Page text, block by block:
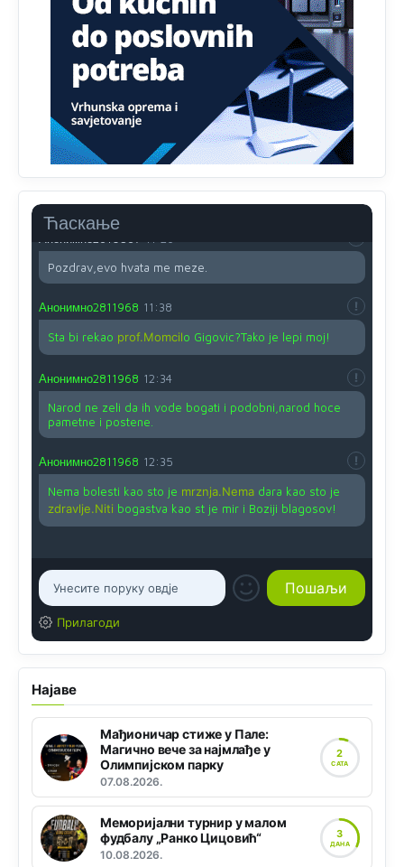
Ћаскање
Proguglajte
Анонимно2810587
11:21
O kako su cudni lvi ljudi,uzeli bi sve da mogu...a ja srce
svima fajem,radujem se tudjoj sreci.I ko ima i ko nema
na iso ce mjesto leci!
Анонимно2810587
11:24
Pozdrav,evo hvata me meze.
Анонимно2811968 11:38
Sta bi rekao prof.Momcilo Gigovic?Tako je lepi moj!
Анонимно2811968 12:34
Narod ne zeli da ih vode bogati i podobni,narod hoce
pametne i postene.
Анонимно2811968 12:35
Nema bolesti kao sto je mrznja.Nemadara kao sto je
zdravlje.Niti bogastva kao st je mir i Boziji blagosov!
Прилагоди
Најаве
Мађионичар стиже у Пале:
Магично вече за најмлађе у
Олимпијском парку
07.08.2026.
2
САТА
Меморијални турнир у малом
фудбалу „Ранко Цицовић“
10.08.2026.
3
ДАНА